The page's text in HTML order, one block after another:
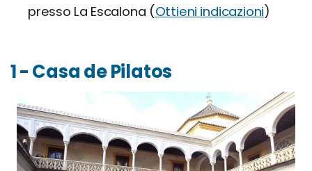
presso La Escalona (Ottieni indicazioni)
1 - Casa de Pilatos